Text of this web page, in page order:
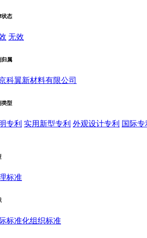
状态
无效
归属
科翼新材料有限公司
类型
专利 实用新型专利 外观设计专利 国际专
标准
标准化组织标准